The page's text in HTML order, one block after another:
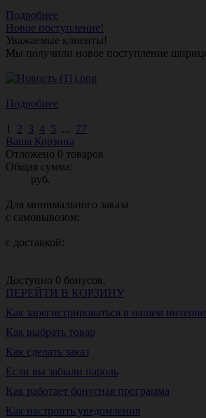
Подробнее
Новое поступление!
Уважаемые клиенты!
Мы получили новое поступление
Подробнее
1 2 3 4 5 ... 77
Ваша Корзина
Отложено 0 товаров
Общая сумма:
руб.
Для минимального заказа
с самовывозом:
с доставкой:
Доступно 0 бонусов.
ПЕРЕЙТИ В КОРЗИНУ
Как зарегистрироваться в нашем
Как выбрать товар
Как сделать заказ
Если вы забыли пароль
Как работает бонусная программа
Как настроить уведомления